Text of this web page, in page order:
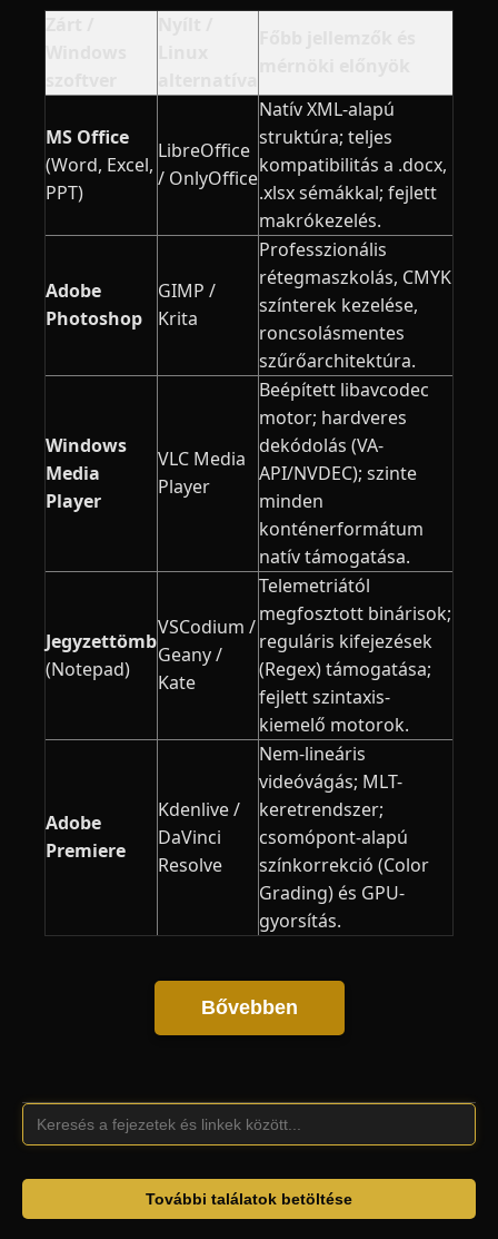
További találatok betöltése
MS Office
(Word, Excel,
PPT)
LibreOffice
/ OnlyOffice
Natív XML-alapú
struktúra; teljes
kompatibilitás a .docx,
.xlsx sémákkal; fejlett
makrókezelés.
Adobe
Photoshop
GIMP /
Krita
Professzionális
rétegmaszkolás, CMYK
színterek kezelése,
roncsolásmentes
szűrőarchitektúra.
Windows
Media
Player
VLC Media
Player
Beépített libavcodec
motor; hardveres
dekódolás (VA-
API/NVDEC); szinte
minden
konténerformátum
natív támogatása.
Jegyzettömb
(Notepad)
VSCodium /
Geany /
Kate
Telemetriától
megfosztott binárisok;
reguláris kifejezések
(Regex) támogatása;
fejlett szintaxis-
kiemelő motorok.
Adobe
Premiere
Kdenlive /
DaVinci
Resolve
Nem-lineáris
videóvágás; MLT-
keretrendszer;
csomópont-alapú
színkorrekció (Color
Grading) és GPU-
gyorsítás.
Bővebben